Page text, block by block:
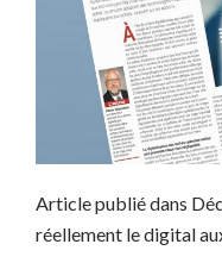
Article publié dans
réellement le digital